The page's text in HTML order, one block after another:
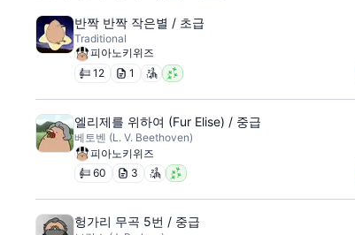
반짝 반짝 작은별 / 초급
Traditional
피아노키위즈
12 1
엘리제를 위하여 (Fur Elise) / 중급
베토벤 (L. V. Beethoven)
피아노키위즈
60 3
헝가리 무곡 5번 / 중급